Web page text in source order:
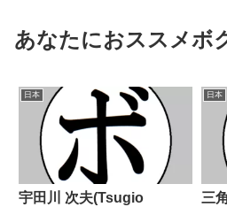
あなたにおススメボ
日本
宇田川 次夫(Tsugio
日本
三